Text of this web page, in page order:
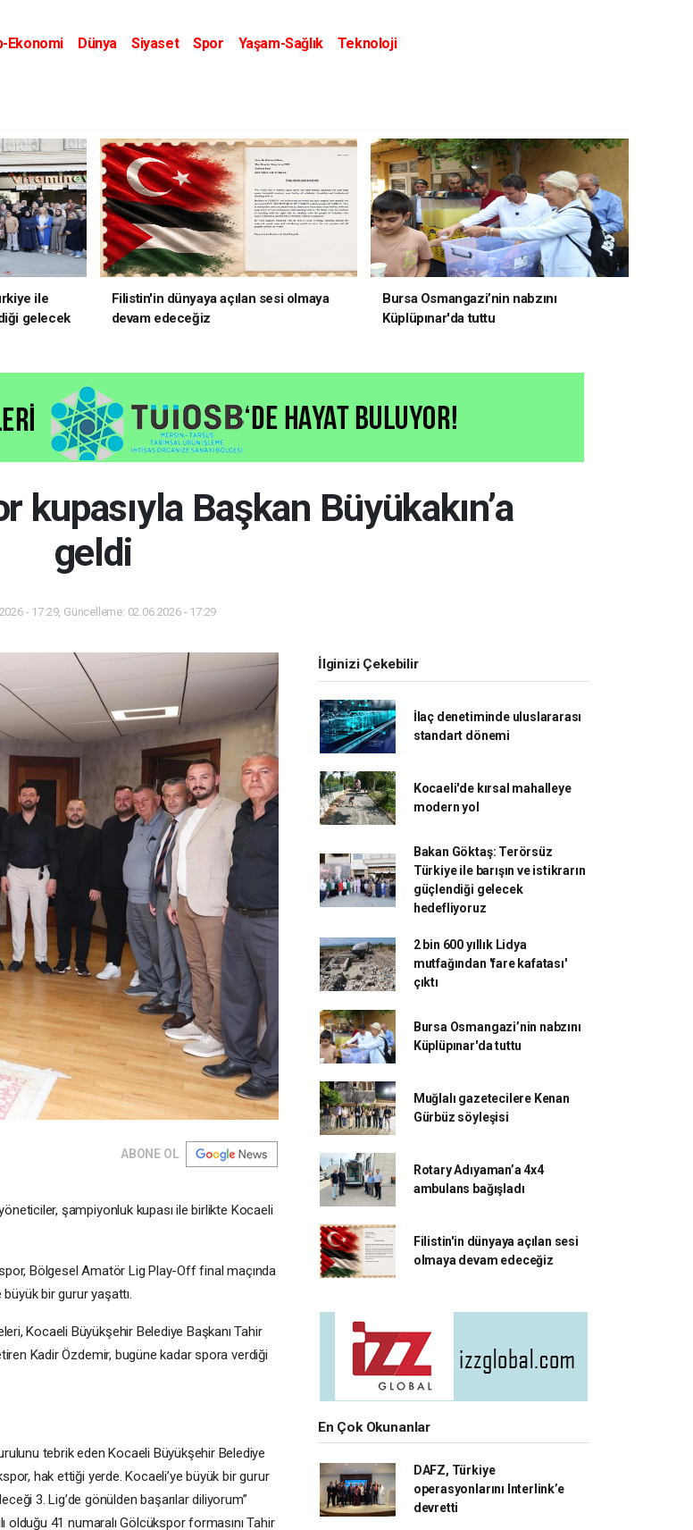
Ekonomi Dünya Siyaset Spor Yaşam-Sağlık
Teknoloji
ile
gelecek
Filistin'in dünyaya açılan sesi olmaya
devam edeceğiz
Bursa Osmangazi’nin nabzını
Küplüpınar'da tuttu
kupasıyla Başkan Büyükakın’a
geldi
- 17:29, Güncelleme: 02.06.2026 - 17:29
ABONE OL
şampiyonluk kupası ile birlikte Kocaeli
Bölgesel Amatör Lig Play-Off final maçında
büyük bir gurur yaşattı.
Kocaeli Büyükşehir Belediye Başkanı Tahir
Kadir Özdemir, bugüne kadar spora verdiği
tebrik eden Kocaeli Büyükşehir Belediye
hak ettiği yerde. Kocaeli’ye büyük bir gurur
3. Lig’de gönülden başarılar diliyorum”
olduğu 41 numaralı Gölcükspor formasını Tahir
İlginizi Çekebilir
İlaç denetiminde uluslararası
standart dönemi
Kocaeli'de kırsal mahalleye
modern yol
Bakan Göktaş: Terörsüz
Türkiye ile barışın ve istikrarın
güçlendiği gelecek
hedefliyoruz
2 bin 600 yıllık Lidya
mutfağından 'fare kafatası'
çıktı
Bursa Osmangazi’nin nabzını
Küplüpınar'da tuttu
Muğlalı gazetecilere Kenan
Gürbüz söyleşisi
Rotary Adıyaman’a 4x4
ambulans bağışladı
Filistin'in dünyaya açılan sesi
olmaya devam edeceğiz
En Çok Okunanlar
DAFZ, Türkiye
operasyonlarını Interlink’e
devretti